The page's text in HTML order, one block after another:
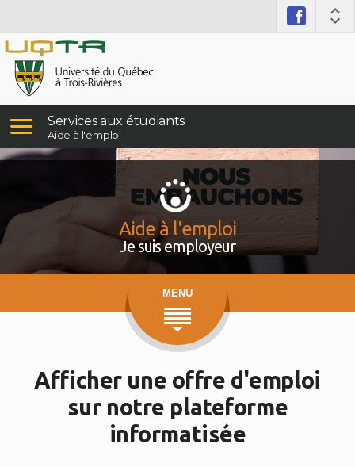
Services aux étudiants
Aide à l'emploi
Aide à l'emploi
Je suis employeur
MENU
Afficher une offre d'emploi
sur notre plateforme
informatisée